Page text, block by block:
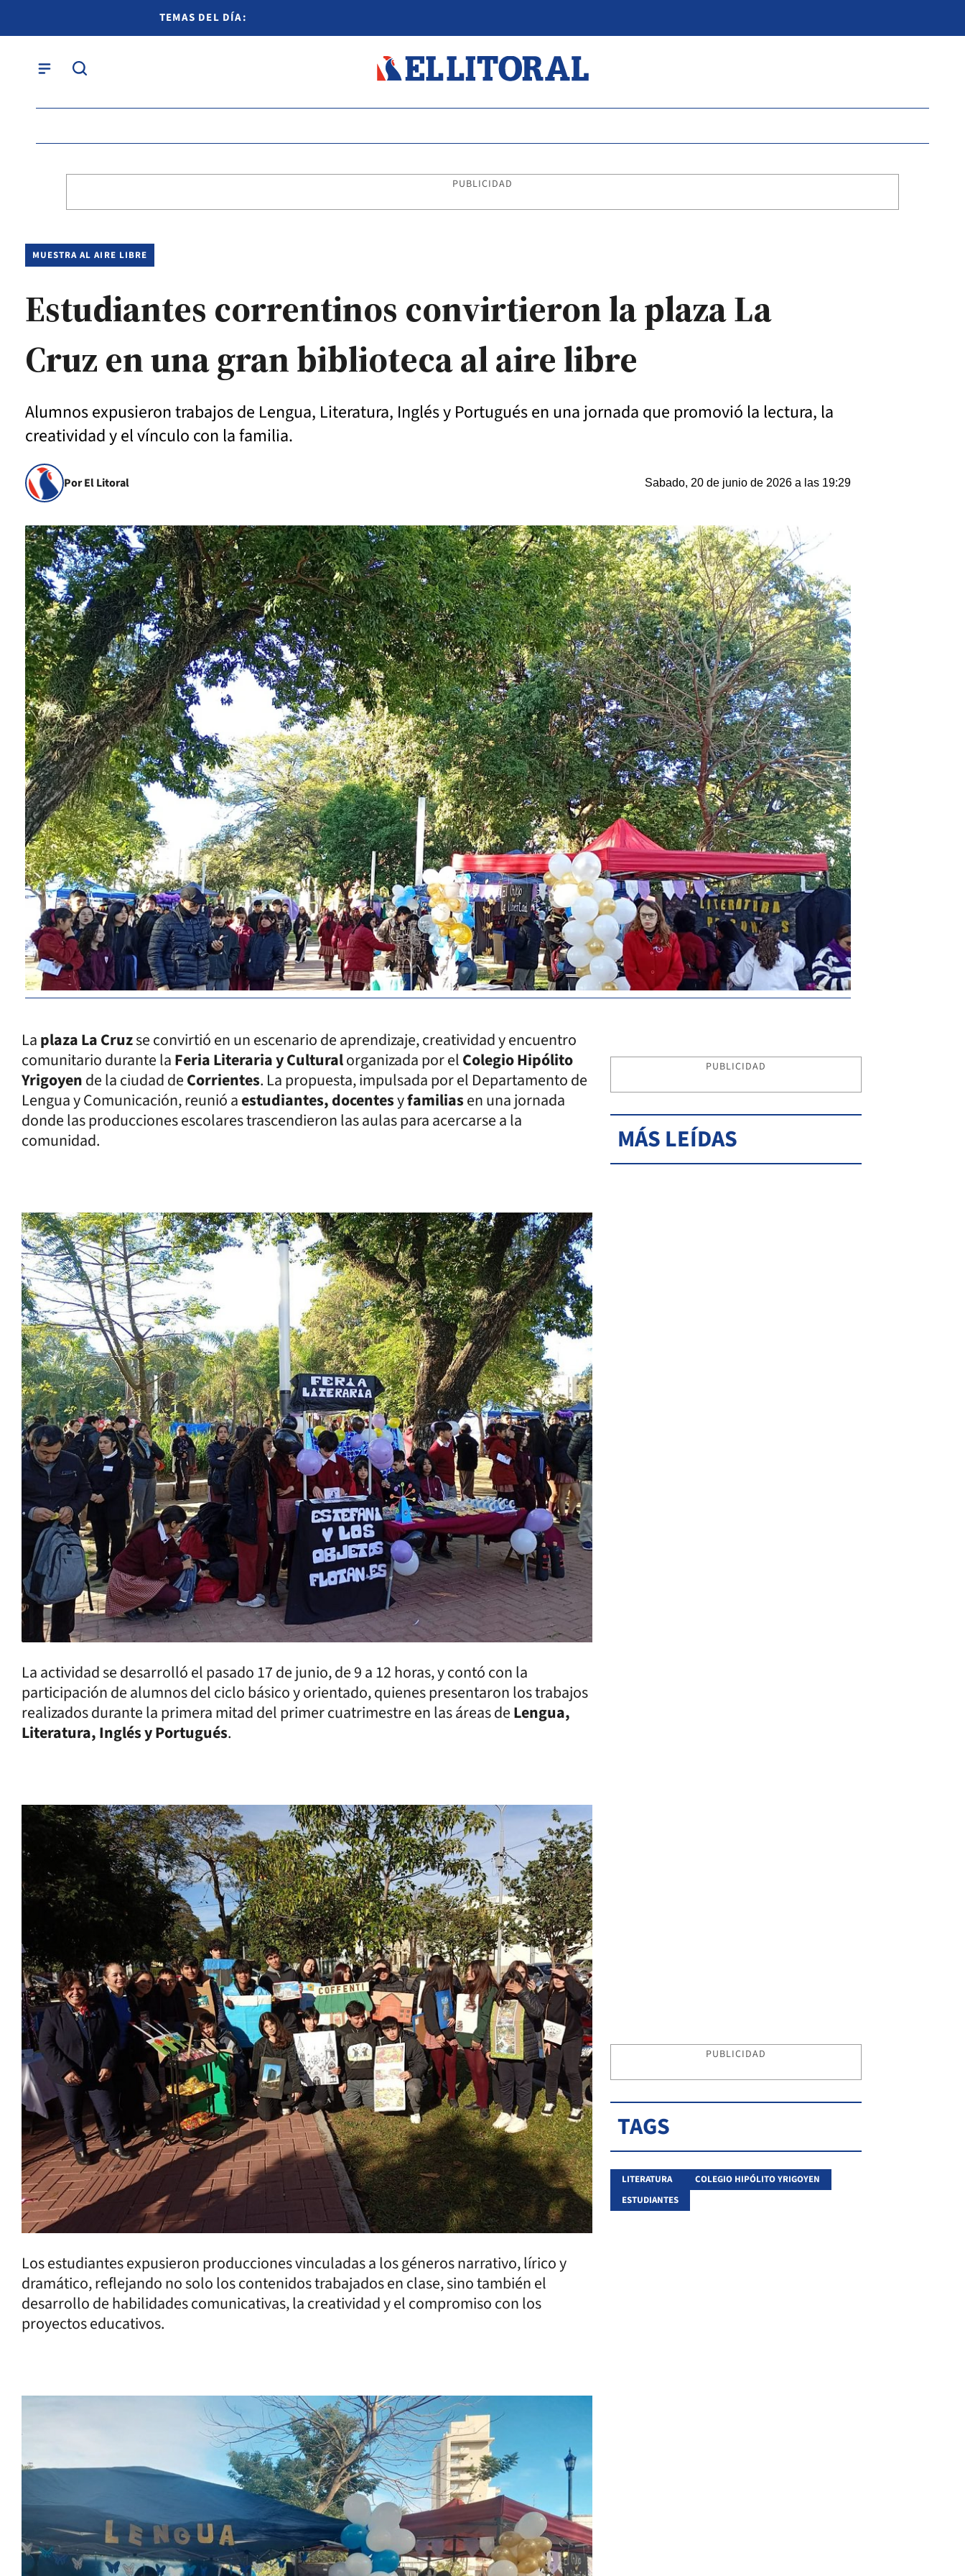
TEMAS DEL DÍA:
PUBLICIDAD
MUESTRA AL AIRE LIBRE
Estudiantes correntinos convirtieron la plaza La
Cruz en una gran biblioteca al aire libre
Alumnos expusieron trabajos de Lengua, Literatura, Inglés y Portugués en una jornada que promovió la lectura, la
creatividad y el vínculo con la familia.
Por El Litoral Sabado, 20 de junio de 2026 a las 19:29
Laplaza La Cruzse convirtió en un escenario de aprendizaje, creatividad y encuentro
comunitario durante laFeria Literaria y Culturalorganizada por elColegio Hipólito
Yrigoyende la ciudad deCorrientes. La propuesta, impulsada por el Departamento de
Lengua y Comunicación, reunió aestudiantes, docentesyfamiliasen una jornada
donde las producciones escolares trascendieron las aulas para acercarse a la
comunidad.
La actividad se desarrolló el pasado 17 de junio, de 9 a 12 horas, y contó con la
participación de alumnos del ciclo básico y orientado, quienes presentaron los trabajos
realizados durante la primera mitad del primer cuatrimestre en las áreas deLengua,
Literatura, Inglés y Portugués.
Los estudiantes expusieron producciones vinculadas a los géneros narrativo, lírico y
dramático, reflejando no solo los contenidos trabajados en clase, sino también el
desarrollo de habilidades comunicativas, la creatividad y el compromiso con los
proyectos educativos.
PUBLICIDAD
MÁS LEÍDAS
PUBLICIDAD
TAGS
LITERATURA
COLEGIO HIPÓLITO YRIGOYEN
ESTUDIANTES